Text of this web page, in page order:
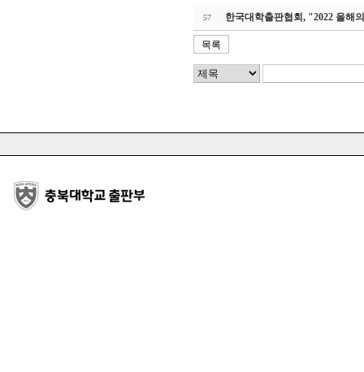
57 한국대학출판협회, "2022 올해
목록